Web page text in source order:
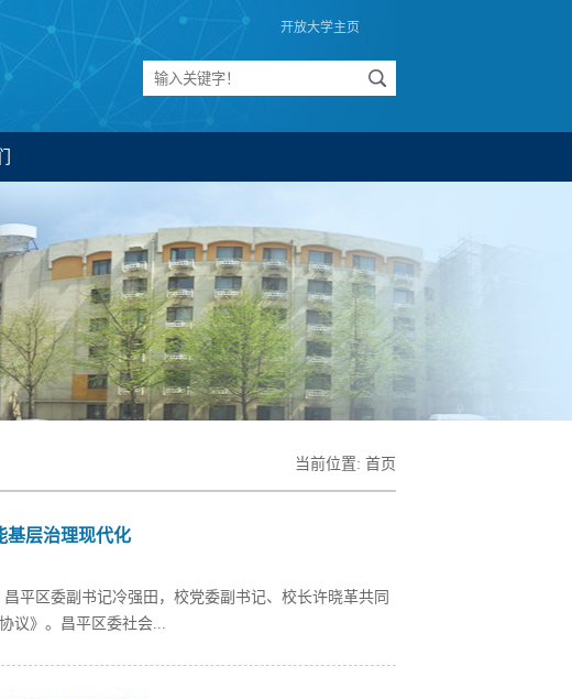
开放大学主页
当前位置: 首页
基层治理现代化
平区委副书记冷强田，校党委副书记、校长许晓革共同
议》。昌平区委社会...